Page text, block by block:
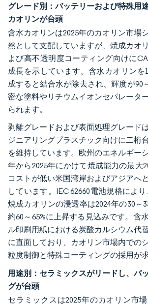
グレード別：バッテリーおよび特殊用
カオリンが台頭
含水カオリンは2025年のカオリン市場
然として支配していますが、焼成カオ
よび高不透明度コーティング向けに
成長を示しています。含水カオリンを
成すると結合水が除去され、輝度が90
密な塗料やリチウムイオンセパレータ
られます。
剥離グレードおよび表面処理グレード
ジニアリングプラスチック向けに二桁
を維持しています。欧州のエネルギー
年から2025年にかけて焼成能力の最大
コストが低い米国湾岸およびアジアへ
しています。IEC 62660電池規格によ
焼成カオリンの浸透率は2024年の30～
約60～65%に上昇する見込みです。含
ル印刷用紙における炭酸カルシウム代
に直面しており、カオリン市場内での
粒度制御と特殊コーティングの採用が
用途別：セラミックスがリードし、バ
グが台頭
セラミックスは2025年のカオリン市